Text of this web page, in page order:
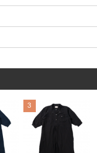
3